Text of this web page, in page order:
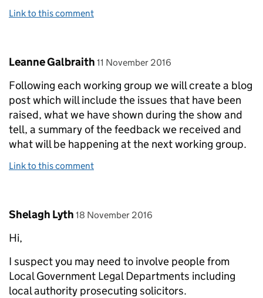
Link to this comment
Comment by
Leanne Galbraith posted on
11 November 2016
Following each working group we will create a blog
post which will include the issues that have been
raised, what we have shown during the show and
tell, a summary of the feedback we received and
what will be happening at the next working group.
Link to this comment
Comment by
Shelagh Lyth posted on
18 November 2016
Hi,
I suspect you may need to involve people from
Local Government Legal Departments including
local authority prosecuting solicitors.